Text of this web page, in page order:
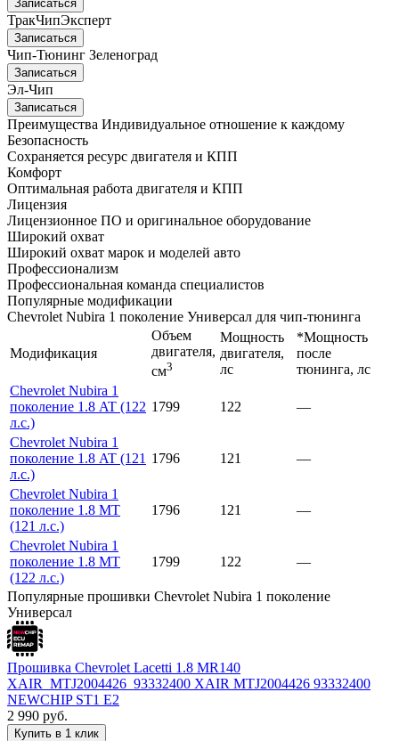
Записаться
ТракЧипЭксперт
Записаться
Чип-Тюнинг Зеленоград
Записаться
Эл-Чип
Записаться
Преимущества Индивидуальное отношение к каждому
Безопасность
Сохраняется ресурс двигателя и КПП
Комфорт
Оптимальная работа двигателя и КПП
Лицензия
Лицензионное ПО и оригинальное оборудование
Широкий охват
Широкий охват марок и моделей авто
Профессионализм
Профессиональная команда специалистов
Популярные модификации
Chevrolet Nubira 1 поколение Универсал для чип-тюнинга
Модификация
Объем
двигателя,
см3
Мощность
двигателя,
лс
*Мощность
после
тюнинга, лс
Chevrolet Nubira 1
поколение 1.8 AT (122
л.с.)
1799 122 —
Chevrolet Nubira 1
поколение 1.8 AT (121
л.с.)
1796 121 —
Chevrolet Nubira 1
поколение 1.8 MT
(121 л.с.)
1796 121 —
Chevrolet Nubira 1
поколение 1.8 MT
(122 л.с.)
1799 122 —
Популярные прошивки Chevrolet Nubira 1 поколение
Универсал
Прошивка Chevrolet Lacetti 1.8 MR140
XAIR_MTJ2004426_93332400 XAIR MTJ2004426 93332400
NEWCHIP ST1 E2
2 990 руб.
Купить в 1 клик